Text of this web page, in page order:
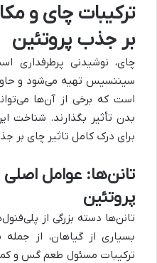
ترکیبات چای و
بر جذب پروتئین
چای، نوشیدنی پرطرفداری
سیننسیس تهیه می‌شود و
است که برخی از آن‌ها
بدن تأثیر بگذارند. شناخت
برای درک کامل تاثیر چای
تانن‌ها: عوامل
پروتئین
تانن‌ها دسته بزرگی از
بسیاری از گیاهان، از
ترکیبات مسئول طعم گس و